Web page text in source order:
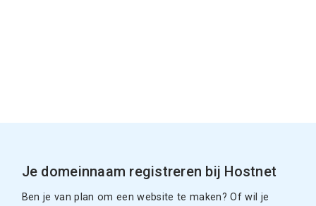
Je domeinnaam registreren bij Hostnet
Ben je van plan om een website te maken? Of wil je